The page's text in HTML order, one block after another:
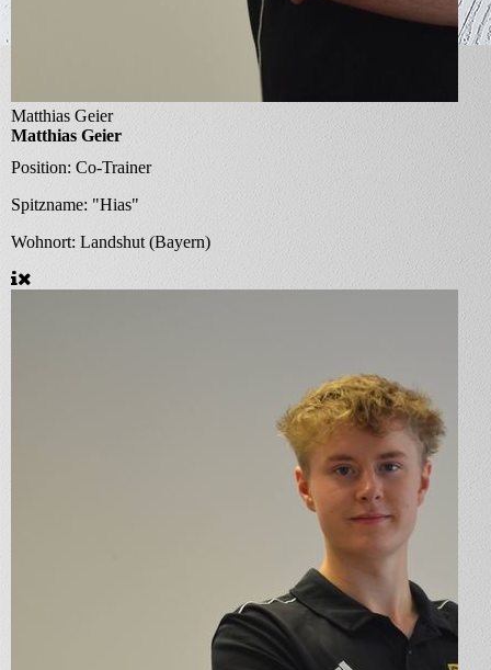
Matthias Geier
Matthias Geier
Position: Co-Trainer
Spitzname: "Hias"
Wohnort: Landshut (Bayern)